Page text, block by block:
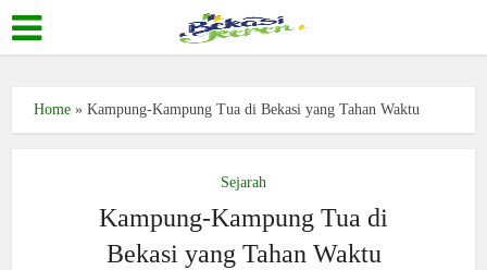
Home »Kampung-Kampung Tua di Bekasi yang Tahan Waktu
Sejarah
Kampung-Kampung Tua di
Bekasi yang Tahan Waktu